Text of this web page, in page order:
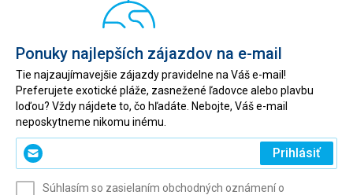
Ponuky najlepších zájazdov na e-mail
Tie najzaujímavejšie zájazdy pravidelne na Váš e-mail!
Preferujete exotické pláže, zasnežené ľadovce alebo plavbu
loďou? Vždy nájdete to, čo hľadáte. Nebojte, Váš e-mail
neposkytneme nikomu inému.
Zadajte
svoj
Prihlásiť
Súhlasím so zasielaním obchodných oznámení o